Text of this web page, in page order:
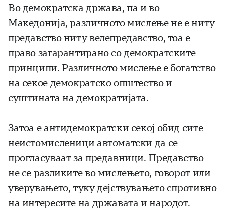
Во демократска држава, па и во
Македонија, различното мислење не е ниту
предавство ниту велепредавство, тоа е
право загарантирано со демократските
принципи. Различното мислење е богатство
на секое демократско општество и
суштината на демократијата.
Затоа е антидемократски секој обид сите
неистомисленици автоматски да се
прогласуваат за предавници. Предавство
не се разликите во мислењето, говорот или
уверувањето, туку дејствувањето спротивно
на интересите на државата и народот.